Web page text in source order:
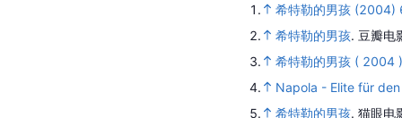
1.
希特勒的男孩 (2004)
2.
希特勒的男孩. 豆瓣电
3.
希特勒的男孩 ( 2004 )
4.
Napola - Elite für
5.
希特勒的男孩. 猫眼电